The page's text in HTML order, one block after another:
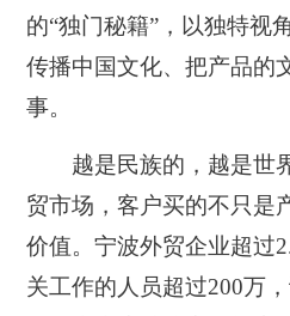
的“独门秘籍”，以独特视
传播中国文化、把产品的
事。
越是民族的，越是世
贸市场，客户买的不只是
价值。宁波外贸企业超过
关工作的人员超过200万